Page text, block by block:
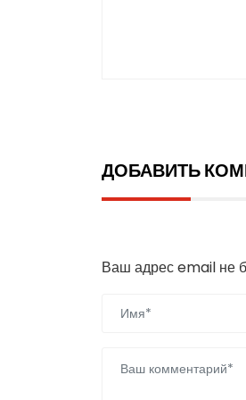
ДОБАВИТЬ
Ваш адрес email не